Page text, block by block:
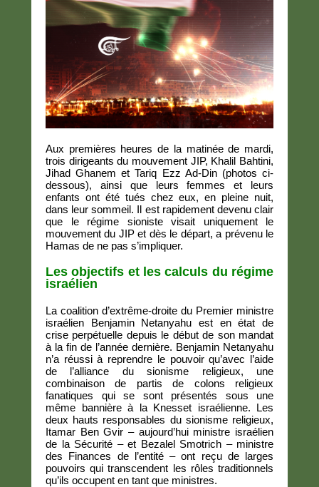
Aux premières heures de la matinée de mardi,
trois dirigeants du mouvement JIP, Khalil Bahtini,
Jihad Ghanem et Tariq Ezz Ad-Din (photos ci-
dessous), ainsi que leurs femmes et leurs
enfants ont été tués chez eux, en pleine nuit,
dans leur sommeil. Il est rapidement devenu clair
que le régime sioniste visait uniquement le
mouvement du JIP et dès le départ, a prévenu le
Hamas de ne pas s’impliquer.
Les objectifs et les calculs du régime
israélien
La coalition d’extrême-droite du Premier ministre
israélien Benjamin Netanyahu est en état de
crise perpétuelle depuis le début de son mandat
à la fin de l’année dernière. Benjamin Netanyahu
n’a réussi à reprendre le pouvoir qu’avec l’aide
de l’alliance du sionisme religieux, une
combinaison de partis de colons religieux
fanatiques qui se sont présentés sous une
même bannière à la Knesset israélienne. Les
deux hauts responsables du sionisme religieux,
Itamar Ben Gvir – aujourd’hui ministre israélien
de la Sécurité – et Bezalel Smotrich – ministre
des Finances de l’entité – ont reçu de larges
pouvoirs qui transcendent les rôles traditionnels
qu’ils occupent en tant que ministres.